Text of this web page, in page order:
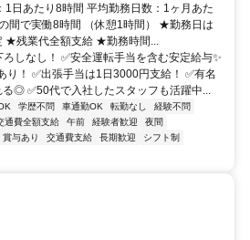
1日あたり8時間 平均勤務日数：1ヶ月あた
間で実働8時間 （休憩1時間） ★勤務日は
★残業代全額支給 ★勤務時間...
しなし！ ✅安全運転手当を含む安定給与✨
り！ ✅出張手当は1日3000円支給！ ✅有名
◎ ✅50代で入社したスタッフも活躍中...
学歴不問 車通勤OK 転勤なし
経験不問
通費全額支給 午前 経験者歓迎
夜間
賞与あり 交通費支給 長期歓迎
シフト制